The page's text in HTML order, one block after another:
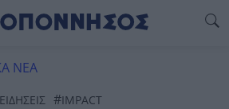
ΝΕΑ
#IMPACT